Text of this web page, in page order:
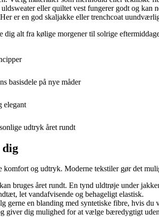
eller quiltet vest fungerer godt og kan
er en god skaljakke eller trenchcoat
dig alt fra kølige morgener til solrige
basisdele på nye måder
elegant
udtryk året rundt
komfort og udtryk. Moderne tekstiler gør det
bruges året rundt. En tynd uldtrøje under
let vandafvisende og behageligt elastisk.
gerne en blanding med syntetiske fibre, hvis
giver dig mulighed for at vælge bæredygtigt